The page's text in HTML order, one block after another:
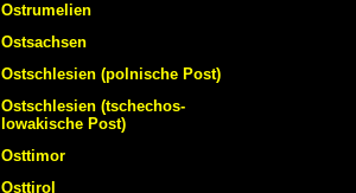
Ostrumelien
Ostsachsen
Ostschlesien (polnische Post)
Ostschlesien (tschechos-
lowakische Post)
Osttimor
Osttirol